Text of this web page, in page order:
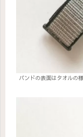
バンドの表面はタオルの